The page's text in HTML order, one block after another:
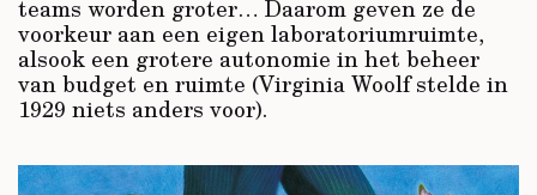
teams worden groter… Daarom geven ze de
voorkeur aan een eigen laboratoriumruimte,
alsook een grotere autonomie in het beheer
van budget en ruimte (Virginia Woolf stelde in
1929 niets anders voor).